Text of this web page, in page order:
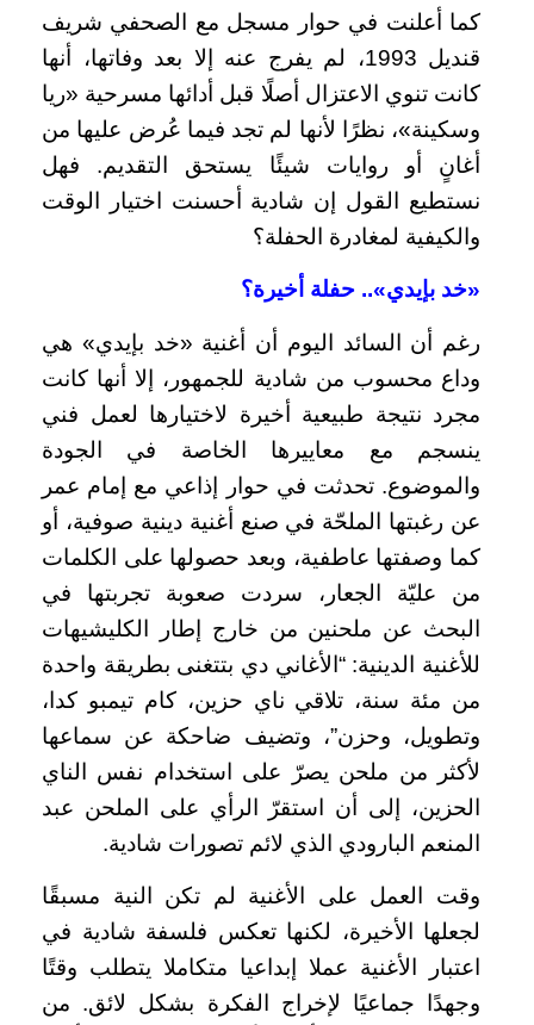
كما أعلنت في حوار مسجل مع الصحفي شريف
قنديل 1993، لم يفرج عنه إلا بعد وفاتها، أنها
كانت تنوي الاعتزال أصلًا قبل أدائها مسرحية «ريا
وسكينة»، نظرًا لأنها لم تجد فيما عُرض عليها من
أغانٍ أو روايات شيئًا يستحق التقديم. فهل
نستطيع القول إن شادية أحسنت اختيار الوقت
والكيفية لمغادرة الحفلة؟
«خد بإيدي».. حفلة أخيرة؟
رغم أن السائد اليوم أن أغنية «خد بإيدي» هي
وداع محسوب من شادية للجمهور، إلا أنها كانت
مجرد نتيجة طبيعية أخيرة لاختيارها لعمل فني
ينسجم مع معاييرها الخاصة في الجودة
والموضوع. تحدثت في حوار إذاعي مع إمام عمر
عن رغبتها الملحّة في صنع أغنية دينية صوفية، أو
كما وصفتها عاطفية، وبعد حصولها على الكلمات
من عليّة الجعار، سردت صعوبة تجربتها في
البحث عن ملحنين من خارج إطار الكليشيهات
للأغنية الدينية: “الأغاني دي بتتغنى بطريقة واحدة
من مئة سنة، تلاقي ناي حزين، كام تيمبو كدا،
وتطويل، وحزن”، وتضيف ضاحكة عن سماعها
لأكثر من ملحن يصرّ على استخدام نفس الناي
الحزين، إلى أن استقرّ الرأي على الملحن عبد
المنعم البارودي الذي لائم تصورات شادية.
وقت العمل على الأغنية لم تكن النية مسبقًا
لجعلها الأخيرة، لكنها تعكس فلسفة شادية في
اعتبار الأغنية عملا إبداعيا متكاملا يتطلب وقتًا
وجهدًا جماعيًا لإخراج الفكرة بشكل لائق. من